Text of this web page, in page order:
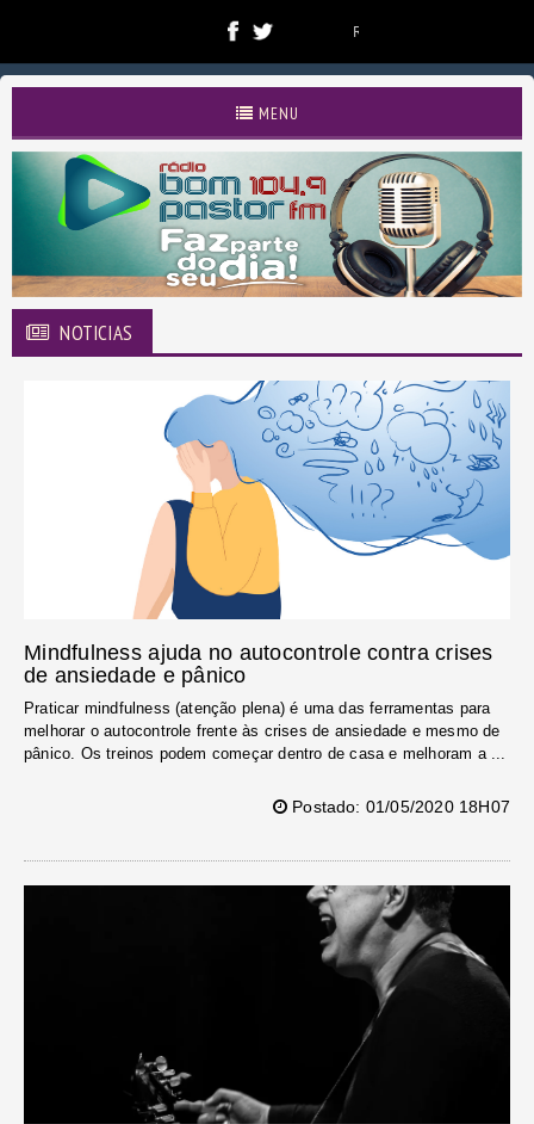
RADIO COMUNITARIA BOM
MENU
NOTICIAS
Mindfulness ajuda no autocontrole contra crises
de ansiedade e pânico
Praticar mindfulness (atenção plena) é uma das ferramentas para
melhorar o autocontrole frente às crises de ansiedade e mesmo de
pânico. Os treinos podem começar dentro de casa e melhoram a ...
Postado: 01/05/2020 18H07